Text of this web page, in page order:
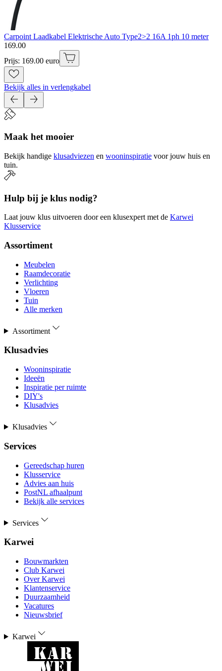
Carpoint Laadkabel Elektrische Auto Type2>2 16A 1ph 10 meter
169.00
Prijs: 169.00 euro
Bekijk alles in verlengkabel
Maak het mooier
Bekijk handige klusadviezen en wooninspiratie voor jouw huis en
tuin.
Hulp bij je klus nodig?
Laat jouw klus uitvoeren door een klusexpert met de Karwei
Klusservice
Assortiment
Meubelen
Raamdecoratie
Verlichting
Vloeren
Tuin
Alle merken
Assortiment
Klusadvies
Wooninspiratie
Ideeën
Inspiratie per ruimte
DIY's
Klusadvies
Klusadvies
Services
Gereedschap huren
Klusservice
Advies aan huis
PostNL afhaalpunt
Bekijk alle services
Services
Karwei
Bouwmarkten
Club Karwei
Over Karwei
Klantenservice
Duurzaamheid
Vacatures
Nieuwsbrief
Karwei